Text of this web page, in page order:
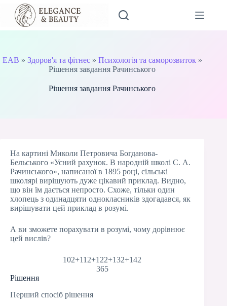
Перейти
вмісту
EAB » Здоров'я та фітнес» Психологія та саморозвиток»
Рішення завдання Рачинського
Рішення завдання Рачинського
На картині Миколи Петровича Богданова-
Бельського «Усний рахунок. В народній школі С. А.
Рачинського», написаної в 1895 році, сільські
школярі вирішують дуже цікавий приклад. Видно,
що він їм дається непросто. Схоже, тільки один
хлопець з одинадцяти однокласників здогадався, як
вирішувати цей приклад в розумі.
А ви зможете порахувати в розумі, чому дорівнює
цей вислів?
102+112+122+132+142
365
Рішення
Перший спосіб рішення